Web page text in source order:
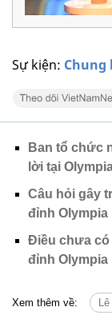
Sự kiện: Chung
Ban tổ chức
lời tại
Câu hỏi gây
đỉnh Olympia
Điều chưa có
đỉnh Olympia
Xem thêm về: